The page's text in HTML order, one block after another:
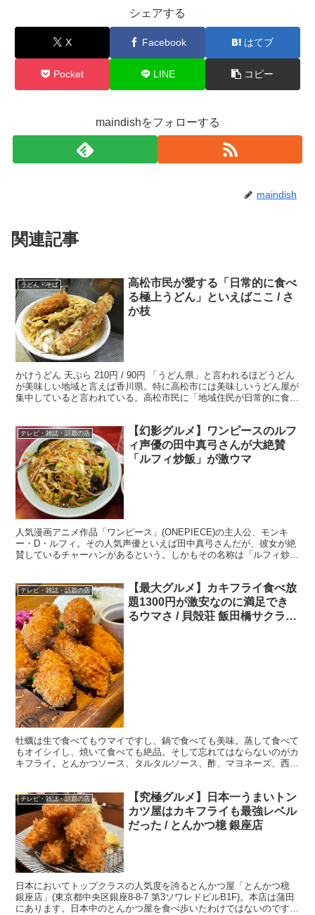
シェアする
X Facebook はてブ
Pocket LINE コピー
maindishをフォローする
maindish
関連記事
うどん・そば
高松市民が愛する「日常的に食べ
る極上うどん」といえばここ / さ
か枝
かけうどん 天ぷら 210円 / 90円 「うどん県」と言われるほどうどん
が美味しい地域と言えば香川県。特に高松市には美味しいうどん屋が
集中していると言われている。高松市民に「地域住民が日常的に食べ
テレビ・雑誌・話題の店
【幻影グルメ】ワンピースのルフ
ィ声優の田中真弓さんが大絶賛
「ルフィ炒飯」が激ウマ
人気漫画アニメ作品「ワンピース」(ONEPIECE)の主人公、モンキ
ー・D・ルフィ。その人気声優といえば田中真弓さんだが、彼女が絶
賛しているチャーハンがあるという。しかもその名称は「ルフィ炒
テレビ・雑誌・話題の店
【最大グルメ】カキフライ食べ放
題1300円が激安なのに満足でき
るウマさ / 貝殻荘 飯田橋サクラテ
牡蠣は生で食べてもウマイですし、鍋で食べても美味。蒸して食べて
もオイシイし、焼いて食べても絶品。そして忘れてはならないのがカ
キフライ。とんかつソース、タルタルソース、酢、マヨネーズ、西洋
テレビ・雑誌・話題の店
【究極グルメ】日本一うまいトン
カツ屋はカキフライも最強レベル
だった / とんかつ檍 銀座店
日本においてトップクラスの人気度を誇るとんかつ屋「とんかつ檍
銀座店」(東京都中央区銀座8-8-7 第3ソワレドビルB1F)。本店は蒲田
にあります。日本中のとんかつ屋を食べ歩いたわけではないのです